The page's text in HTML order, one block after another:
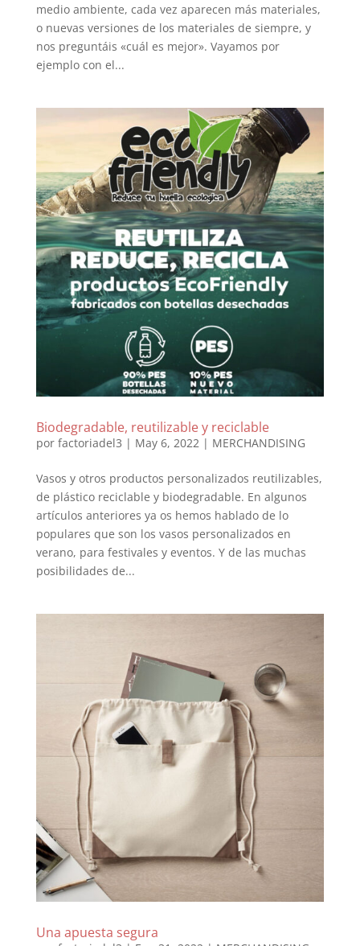
medio ambiente, cada vez aparecen más materiales,
o nuevas versiones de los materiales de siempre, y
nos preguntáis «cuál es mejor». Vayamos por
ejemplo con el...
Biodegradable, reutilizable y reciclable
por factoriadel3 | May 6, 2022 | MERCHANDISING
Vasos y otros productos personalizados reutilizables,
de plástico reciclable y biodegradable. En algunos
artículos anteriores ya os hemos hablado de lo
populares que son los vasos personalizados en
verano, para festivales y eventos. Y de las muchas
posibilidades de...
Una apuesta segura